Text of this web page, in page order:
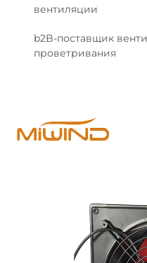
вентиляции
b2B-поставщик
проветривания